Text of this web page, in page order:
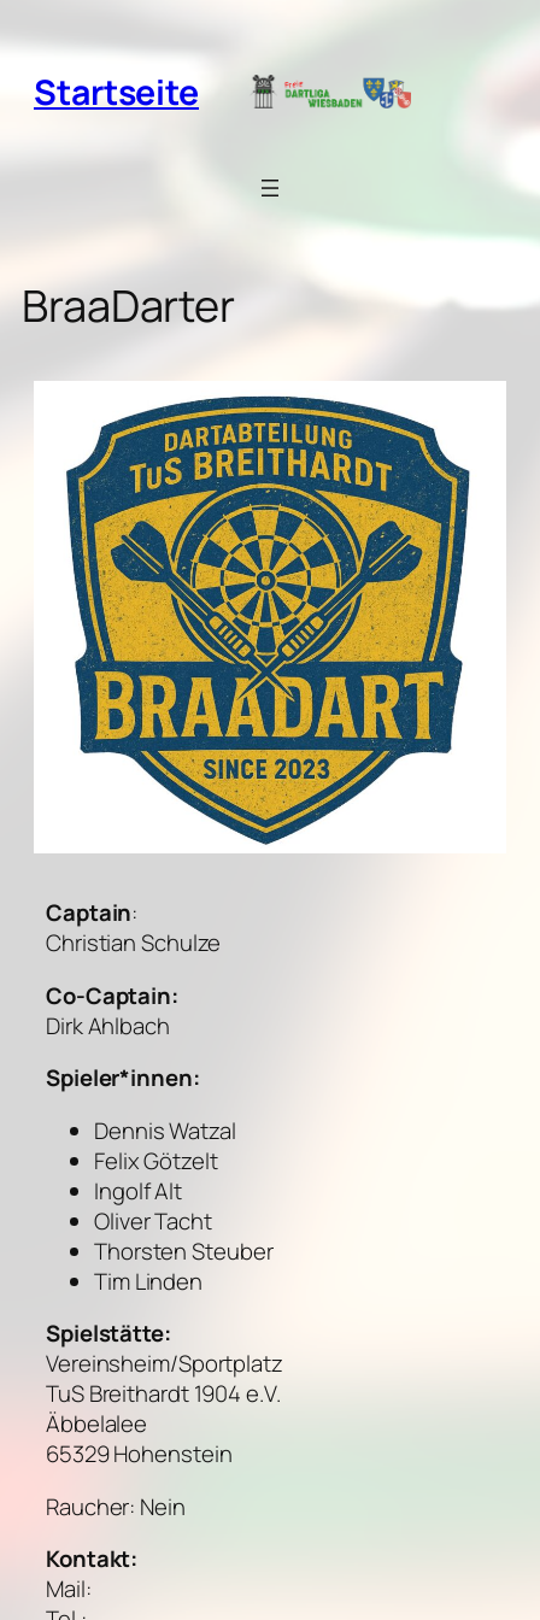
Inhalt
springen
Startseite
BraaDarter
Captain:
Christian Schulze
Co-Captain:
Dirk Ahlbach
Spieler*innen:
Dennis Watzal
Felix Götzelt
Ingolf Alt
Oliver Tacht
Thorsten Steuber
Tim Linden
Spielstätte:
Vereinsheim/Sportplatz
TuS Breithardt 1904 e.V.
Äbbelalee
65329 Hohenstein
Raucher: Nein
Kontakt:
Mail: